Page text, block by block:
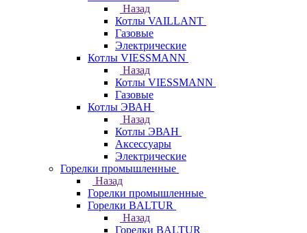
Назад
Котлы VAILLANT
Газовые
Электрические
Котлы VIESSMANN
Назад
Котлы VIESSMANN
Газовые
Котлы ЭВАН
Назад
Котлы ЭВАН
Аксессуары
Электрические
Горелки промышленные
Назад
Горелки промышленные
Горелки BALTUR
Назад
Горелки BALTUR